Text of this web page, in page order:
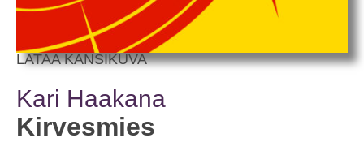
LATAA KANSIKUVA
Kari Haakana
Kirvesmies